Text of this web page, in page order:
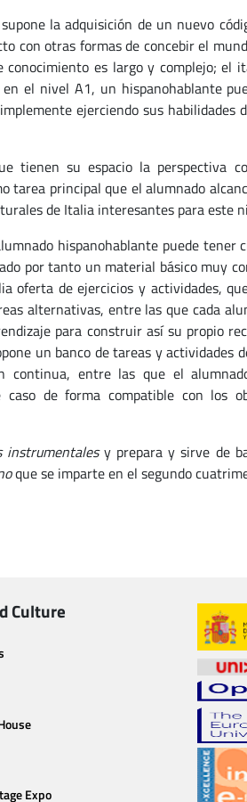
la adquisición de un nuevo
con otras formas de concebir el
es largo y complejo; el
el nivel A1, un hispanohablante
ejerciendo sus habilidades
tienen su espacio la perspectiva
tarea principal que el alumnado
de Italia interesantes para este
hispanohablante puede tener
por tanto un material básico muy
oferta de ejercicios y actividades,
alternativas, entre las que cada
para construir así su propio
un banco de tareas y actividades
continua, entre las que el
de forma compatible con los
instrumentalesy prepara y sirve de
que se imparte en el segundo
Culture
Expo